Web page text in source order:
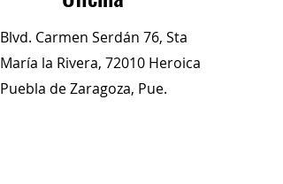
Blvd. Carmen Serdán 76, Sta
María la Rivera, 72010 Heroica
Puebla de Zaragoza, Pue.